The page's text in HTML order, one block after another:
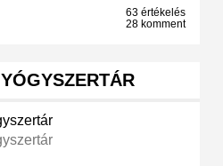
63 értékelés
28 komment